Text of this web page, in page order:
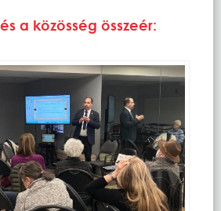
a közösség összeér: